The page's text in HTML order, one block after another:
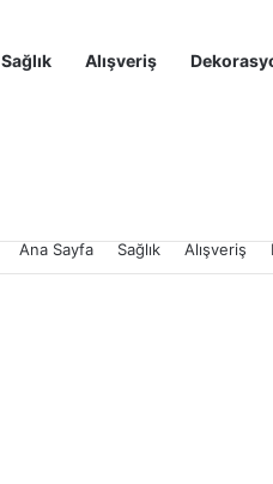
Sağlık Alışveriş
Ana Sayfa Sağlık Alışveriş